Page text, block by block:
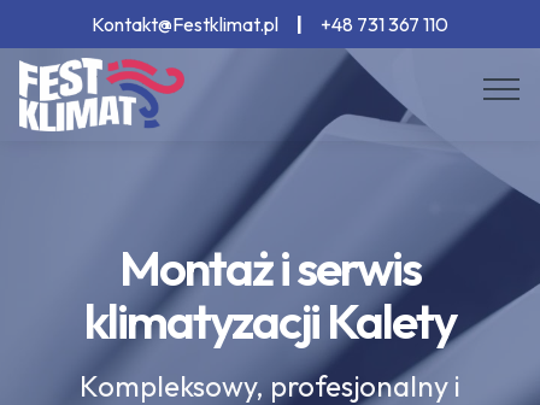
Kontakt@Festklimat.pl +48 731 367 110
Montaż i serwis
klimatyzacji Kalety
Kompleksowy, profesjonalny i